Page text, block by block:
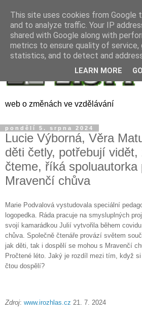
web o změnách ve vzdělávání
pondělí 5. srpna 2024
Lucie Výborná, Věra
děti četly, potřebují vidět,
čteme, říká spoluautorka
Mravenčí chůva
Marie Podvalová vystudovala speciální
logopedka. Ráda pracuje na smysluplných
svojí kamarádkou Julií vytvořila během
chůva. Společně čtenáře provází světem
jak děti, tak i dospělí se mohou s Mravenčí
Pročtené léto. Jaký je rozdíl mezi tím, když
čtou dospělí?
Zdroj: www.irozhlas.cz 21. 7. 2024
This site uses cookies from Google
and to analyze traffic. Your IP
shared with Google along with
metrics to ensure quality of service,
statistics, and to detect and
LEARN MORE